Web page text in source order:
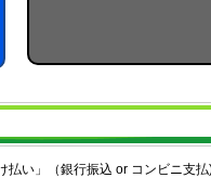
払い」（銀行振込 or コンビニ支払